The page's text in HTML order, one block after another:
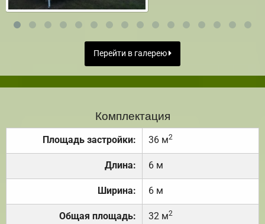
Перейти в галерею
Комплектация
Площадь застройки: 36 м2
Длина: 6 м
Ширина: 6 м
Общая площадь: 32 м2